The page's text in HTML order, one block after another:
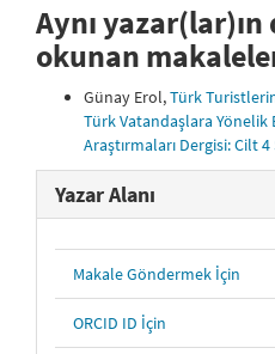
Aynı
okunan
Günay Erol,Türk
Türk Vatandaşlara Yönelik
Araştırmaları Dergisi: Cilt 4
Yazar Alanı
Makale Göndermek İçin
ORCID ID İçin